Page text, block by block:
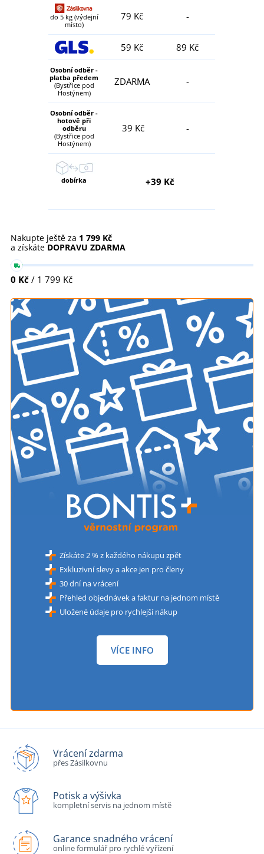
do 5 kg (výdejní
místo)
79 Kč -
59 Kč 89 Kč
Osobní odběr -
platba předem
(Bystřice pod
Hostýnem)
ZDARMA -
Osobní odběr -
hotově při
odběru
(Bystřice pod
Hostýnem)
39 Kč -
dobírka +39 Kč
Nakupte ještě za 1 799 Kč
a získáte DOPRAVU ZDARMA
0 Kč / 1 799 Kč
Získáte 2 % z každého nákupu zpět
Exkluzivní slevy a akce jen pro členy
30 dní na vrácení
Přehled objednávek a faktur na jednom místě
Uložené údaje pro rychlejší nákup
VÍCE INFO
Vrácení zdarma
přes Zásilkovnu
Potisk a výšivka
kompletní servis na jednom místě
Garance snadného vrácení
online formulář pro rychlé vyřízení